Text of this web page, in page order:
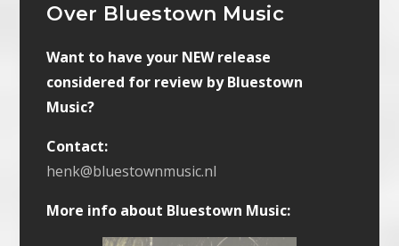
Over Bluestown Music
Want to have your NEW release
considered for review by Bluestown
Music?
Contact:
henk@bluestownmusic.nl
More info about Bluestown Music: